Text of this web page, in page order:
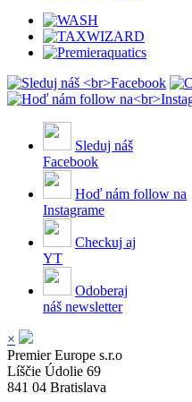
Sleduj náš
Facebook
Hoď nám follow na
Instagrame
Checkuj aj
YT
Odoberaj
náš newsletter
×
Premier Europe s.r.o
Líščie Údolie 69
841 04 Bratislava